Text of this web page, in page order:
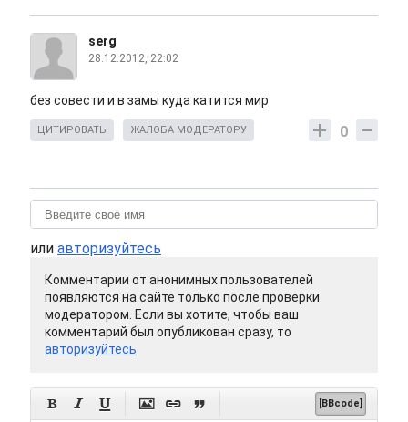
serg
28.12.2012, 22:02
без совести и в замы куда катится мир
0
ЦИТИРОВАТЬ ЖАЛОБА МОДЕРАТОРУ
или авторизуйтесь
Комментарии от анонимных пользователей
появляются на сайте только после проверки
модератором. Если вы хотите, чтобы ваш
комментарий был опубликован сразу, то
авторизуйтесь
      [BBcode]